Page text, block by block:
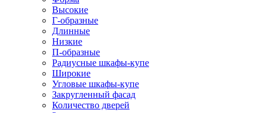
Высокие
Г-образные
Длинные
Низкие
П-образные
Радиусные шкафы-купе
Широкие
Угловые шкафы-купе
Закругленный фасад
Количество дверей